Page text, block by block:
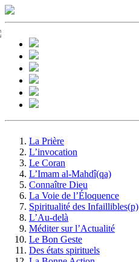
La Prière
L’invocation
Le Coran
L’Imam al-Mahdî(qa)
Connaître Dieu
La Voie de l’Éloquence
Spiritualité des Infaillibles(p)
L’Au-delà
Méditer sur l’Actualité
Le Bon Geste
Des états spirituels